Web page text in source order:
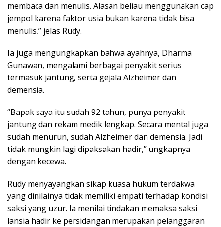
membaca dan menulis. Alasan beliau menggunakan cap
jempol karena faktor usia bukan karena tidak bisa
menulis,” jelas Rudy.
Ia juga mengungkapkan bahwa ayahnya, Dharma
Gunawan, mengalami berbagai penyakit serius
termasuk jantung, serta gejala Alzheimer dan
demensia.
“Bapak saya itu sudah 92 tahun, punya penyakit
jantung dan rekam medik lengkap. Secara mental juga
sudah menurun, sudah Alzheimer dan demensia. Jadi
tidak mungkin lagi dipaksakan hadir,” ungkapnya
dengan kecewa.
Rudy menyayangkan sikap kuasa hukum terdakwa
yang dinilainya tidak memiliki empati terhadap kondisi
saksi yang uzur. Ia menilai tindakan memaksa saksi
lansia hadir ke persidangan merupakan pelanggaran